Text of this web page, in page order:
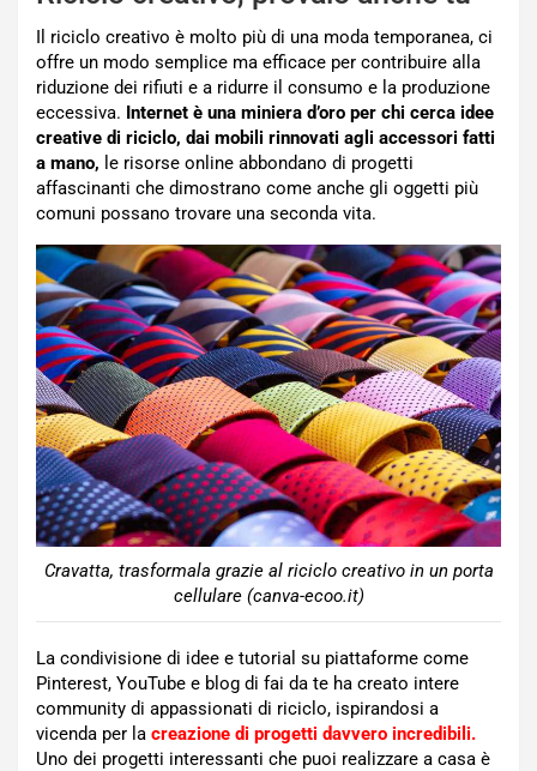
Il riciclo creativo è molto più di una moda temporanea, ci
offre un modo semplice ma efficace per contribuire alla
riduzione dei rifiuti e a ridurre il consumo e la produzione
eccessiva. Internet è una miniera d’oro per chi cerca idee
creative di riciclo, dai mobili rinnovati agli accessori fatti
a mano, le risorse online abbondano di progetti
affascinanti che dimostrano come anche gli oggetti più
comuni possano trovare una seconda vita.
Cravatta, trasformala grazie al riciclo creativo in un porta
cellulare (canva-ecoo.it)
La condivisione di idee e tutorial su piattaforme come
Pinterest, YouTube e blog di fai da te ha creato intere
community di appassionati di riciclo, ispirandosi a
vicenda per la creazione di progetti davvero incredibili.
Uno dei progetti interessanti che puoi realizzare a casa è